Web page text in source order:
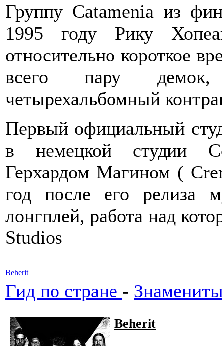
Группу Catamenia из
1995 году Рику
относительно короткое
всего пару
четырехальбомный
Первый официальный
в немецкой студии
Герхардом Магином (
год после его релиза
лонгплей, работа над
Studios
Beherit
Гид по стране -
Beherit